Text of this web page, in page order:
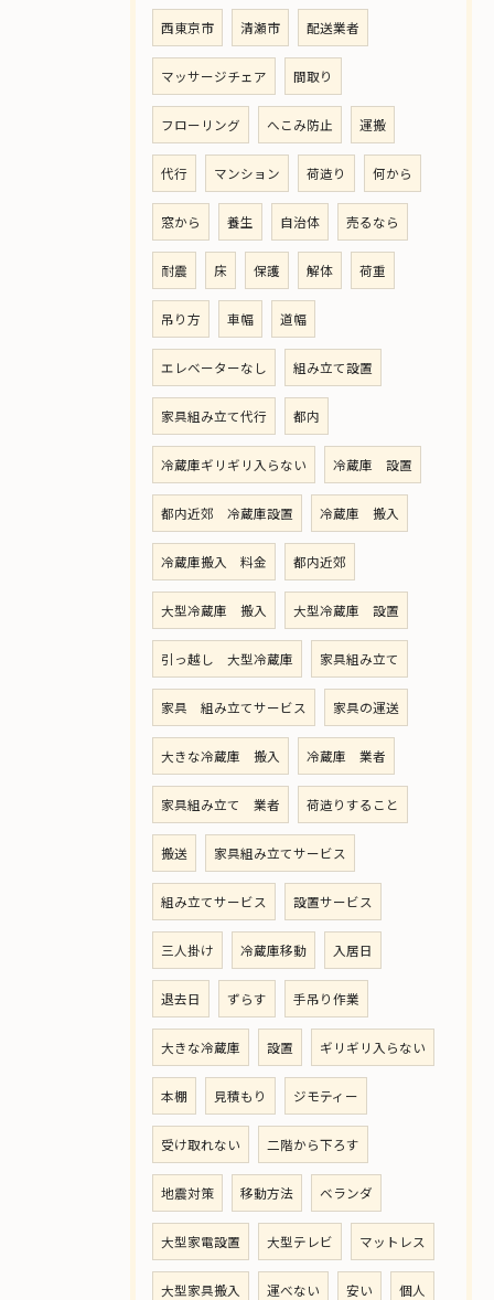
西東京市 清瀬市 配送業者
マッサージチェア 間取り
フローリング へこみ防止 運搬
代行 マンション 荷造り 何から
窓から 養生 自治体 売るなら
耐震 床 保護 解体 荷重
吊り方 車幅 道幅
エレベーターなし 組み立て設置
家具組み立て代行 都内
冷蔵庫ギリギリ入らない 冷蔵庫 設置
都内近郊 冷蔵庫設置 冷蔵庫 搬入
冷蔵庫搬入 料金 都内近郊
大型冷蔵庫 搬入 大型冷蔵庫 設置
引っ越し 大型冷蔵庫 家具組み立て
家具 組み立てサービス 家具の運送
大きな冷蔵庫 搬入 冷蔵庫 業者
家具組み立て 業者 荷造りすること
搬送 家具組み立てサービス
組み立てサービス 設置サービス
三人掛け 冷蔵庫移動 入居日
退去日 ずらす 手吊り作業
大きな冷蔵庫 設置 ギリギリ入らない
本棚 見積もり ジモティー
受け取れない 二階から下ろす
地震対策 移動方法 ベランダ
大型家電設置 大型テレビ マットレス
大型家具搬入 運べない 安い 個人